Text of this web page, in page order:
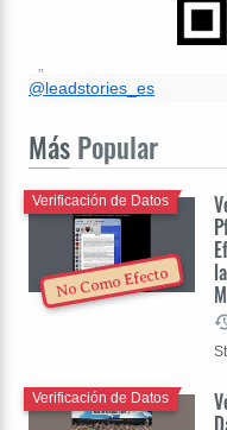
@leadstories_es
Más Popular
No Como Efecto
Verificación de Datos
Verificación de Datos